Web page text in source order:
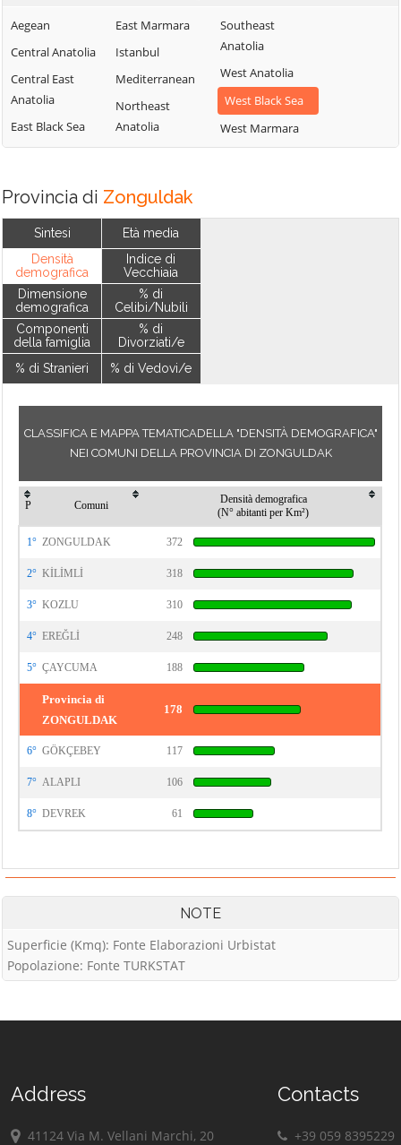
Aegean
Central Anatolia
Central East
Anatolia
East Black Sea
East Marmara
Istanbul
Mediterranean
Northeast
Anatolia
Southeast
Anatolia
West Anatolia
West Black Sea
West Marmara
Provincia di Zonguldak
Sintesi
Densità
demografica
Dimensione
demografica
Componenti
della famiglia
% di Stranieri
Età media
Indice di
Vecchiaia
% di
Celibi/Nubili
% di
Divorziati/e
% di Vedovi/e
CLASSIFICA E MAPPA TEMATICADELLA "DENSITÀ DEMOGRAFICA"
NEI COMUNI DELLA PROVINCIA DI ZONGULDAK
P Comuni
Densità demografica
(N° abitanti per Km²)
1° ZONGULDAK 372
2° KİLİMLİ 318
3° KOZLU 310
4° EREĞLİ 248
5° ÇAYCUMA 188
Provincia di
ZONGULDAK
178
6° GÖKÇEBEY 117
7° ALAPLI 106
8° DEVREK 61
NOTE
Superficie (Kmq): Fonte Elaborazioni Urbistat
Popolazione: Fonte TURKSTAT
Address
41124 Via M. Vellani Marchi, 20
Contacts
+39 059 8395229